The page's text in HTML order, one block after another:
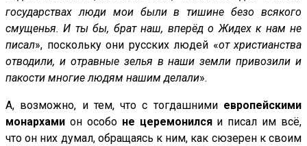
государствах люди мои были в тишине безо всякого
смущенья. И ты бы, брат наш, вперёд о Жидех к нам не
писал», поскольку они русских людей «от христианства
отводили, и отравные зелья в наши земли привозили и
пакости многие людям нашим делали».
А, возможно, и тем, что с тогдашними европейскими
монархами он особо не церемонилсяи писал им всё,
что он них думал, обращаясь к ним, как сюзерен к своим